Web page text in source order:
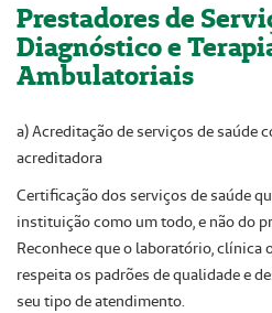
Imprensa
Institucional
Fale Conosco
Prestadores de
Diagnóstico e
Ambulatoriais
a) Acreditação de serviços de saúde
acreditadora
Certificação dos serviços de saúde
instituição como um todo, e não do
Reconhece que o laboratório,
respeita os padrões de qualidade e
seu tipo de atendimento.